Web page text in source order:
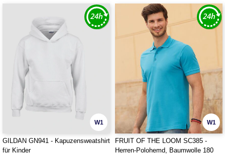
W1
GILDAN GN941 - Kapuzensweatshirt
für Kinder
W1
FRUIT OF THE LOOM SC385 -
Herren-Polohemd, Baumwolle 180